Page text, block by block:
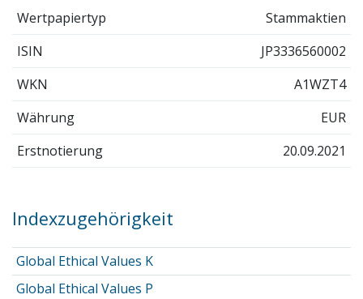
Wertpapiertyp
Stammaktien
ISIN
JP3336560002
WKN
A1WZT4
Währung
EUR
Erstnotierung
20.09.2021
Indexzugehörigkeit
Global Ethical Values K
Global Ethical Values P